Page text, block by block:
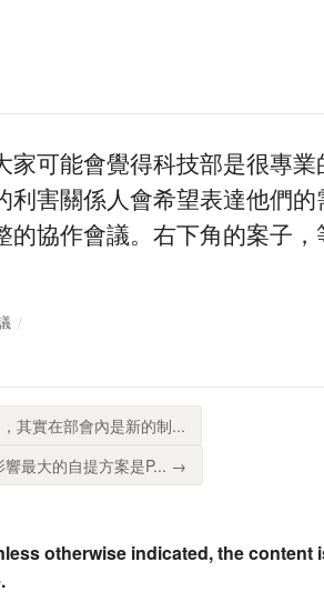
家可能會覺得科技部是很專
利害關係人會希望表達他們
協作會議。右下角的案子
其實在部會內是新的制...
響最大的自提方案是P... →
otherwise indicated, the content